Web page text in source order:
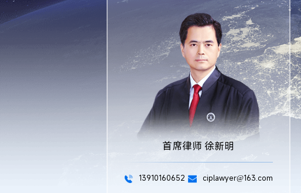
首席律师 徐新明
13910160652 ciplawyer@163.com